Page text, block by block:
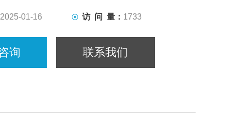
2025-01-16 访 问 量： 1733
询 联系我们